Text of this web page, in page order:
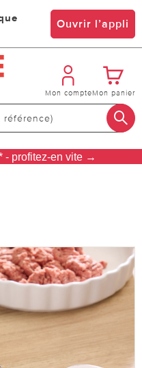
Ouvrir l’appli
Mon compteMon panier
- profitez-en vite →